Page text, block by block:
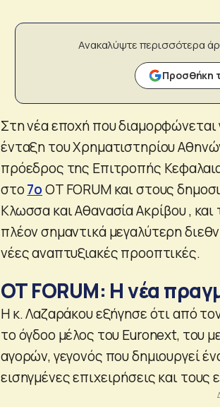
Ανακαλύψτε περισσότερα
Προσθήκη
Στη νέα εποχή που διαμορφώνεται
ένταξη του Χρηματιστηρίου
πρόεδρος της Επιτροπής
στο7οOT FORUM και στους
Κλωσσα και Αθανασία Ακρίβου ,
πλέον σημαντικά μεγαλύτερη
νέες αναπτυξιακές προοπτικές.
OT FORUM: Η νέα
Η κ. Λαζαράκου εξήγησε ότι από
το όγδοο μέλος του Euronext, του
αγορών, γεγονός που δημιουργεί
εισηγμένες επιχειρήσεις και τους